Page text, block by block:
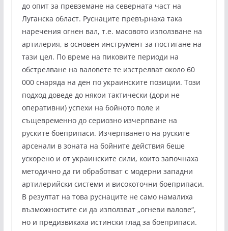
до опит за превземане на северната част на
Луганска област. Руснаците превърнаха така
наречения огнен вал, т.е. масовото използване на
артилерия, в основен инструмент за постигане на
тази цел. По време на пиковите периоди на
обстрелване на валовете те изстрелват около 60
000 снаряда на ден по украинските позиции. Този
подход доведе до някои тактически (дори не
оперативни) успехи на бойното поле и
същевременно до сериозно изчерпване на
руските боеприпаси. Изчерпването на руските
арсенали в зоната на бойните действия беше
ускорено и от украинските сили, които започнаха
методично да ги обработват с модерни западни
артилерийски системи и високоточни боеприпаси.
В резултат на това руснаците не само намалиха
възможностите си да използват „огневи валове“,
но и предизвикаха истински глад за боеприпаси.